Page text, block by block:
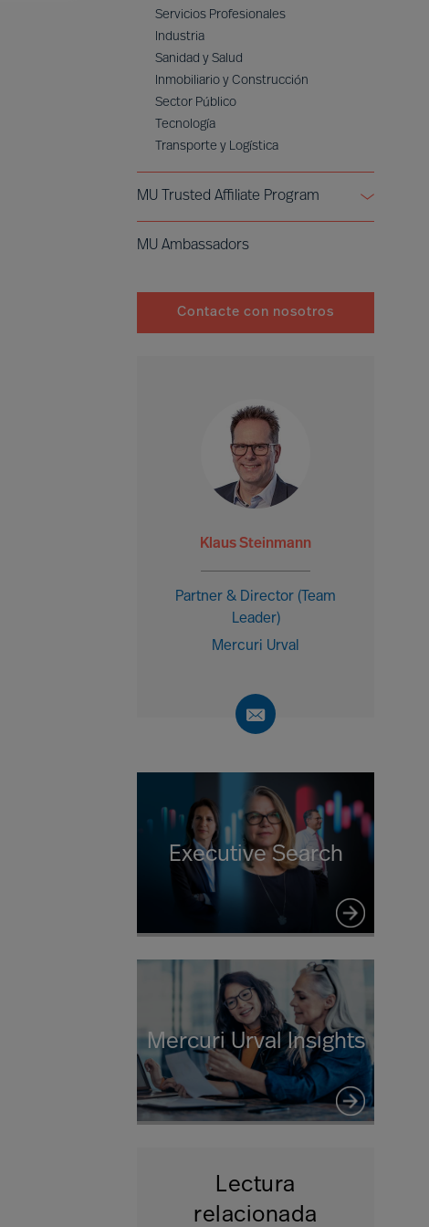
Servicios Profesionales
Industria
Sanidad y Salud
Inmobiliario y Construcción
Sector Público
Tecnología
Transporte y Logística
MU Trusted Affiliate Program
Cranfield University
MU Ambassadors
Contacte con nosotros
Klaus Steinmann
Partner & Director (Team
Leader)
Mercuri Urval
Executive Search
Mercuri Urval Insights
Lectura
relacionada